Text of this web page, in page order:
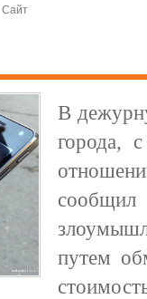
Сайт
В
города,
путем